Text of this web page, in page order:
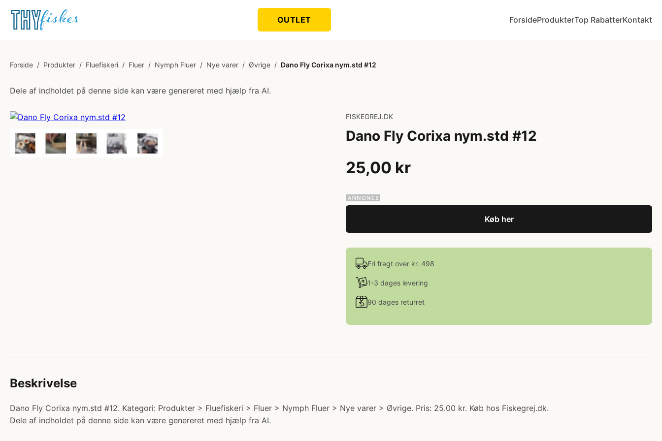
OUTLET ForsideProdukterTop RabatterKontakt
Forside / Produkter / Fluefiskeri / Fluer / Nymph Fluer / Nye varer / Øvrige / Dano Fly Corixa nym.std #12
Dele af indholdet på denne side kan være genereret med hjælp fra AI.
FISKEGREJ.DK
Dano Fly Corixa nym.std #12
25,00 kr
Køb her
Fri fragt over kr. 498
1-3 dages levering
90 dages returret
Beskrivelse
Dano Fly Corixa nym.std #12. Kategori: Produkter > Fluefiskeri > Fluer > Nymph Fluer > Nye varer > Øvrige. Pris: 25.00 kr. Køb hos Fiskegrej.dk.
Dele af indholdet på denne side kan være genereret med hjælp fra AI.